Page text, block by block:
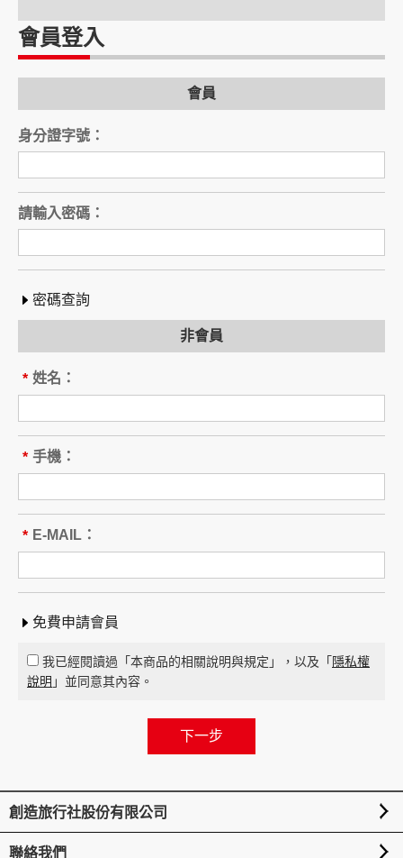
姓名：
與旅客關係：
旅行業（以下稱乙方）
註冊編號：
營業所：
甲乙雙方同意就本旅遊事項，依下列約定辦理。
第一條（國外旅遊之意義）
本契約所謂國外旅遊，係指到中華民國疆域以外
其他國家或地區旅遊。
赴中國大陸旅行者，準用本旅遊契約之約定。
第二條（適用之範圍及順序）
之約定定之；本契約中未約定者，適用中華民國
第三條（旅遊團名稱、旅遊行程及廣告責任）
本旅遊團名稱為____________________
旅遊地區（國家、城市或觀光地
點）：________
_____ 與本契約有關之附件、廣告、宣傳文件、
行程表或說明會之說明內容均視為本契約內容之
負之義務不得低於廣告之內容。
第一項記載得以所刊登之廣告、宣傳文件、行程
未記載第一項內容或記載之內容與刊登廣告、宣
第四條（集合及出發時地）
甲方應於民國_____年_____月_____日_____時
會員登入
會員
身分證字號：
請輸入密碼：
密碼查詢
非會員
* 姓名：
* 手機：
* E-MAIL：
免費申請會員
我已經閱讀過「本商品的相關說明與規定」，以及「 隱私權
說明 」並同意其內容。
創造旅行社股份有限公司
聯絡我們